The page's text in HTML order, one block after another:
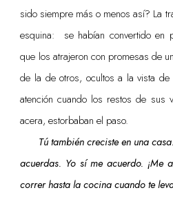
sido siempre más o menos así? La
esquina: se habían convertido en
que los atrajeron con promesas de
de la de otros, ocultos a la vista
atención cuando los restos de sus
acera, estorbaban el paso.
Tú también creciste en una
acuerdas. Yo sí me acuerdo. ¡Me
correr hasta la cocina cuando te